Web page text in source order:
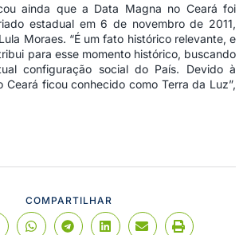
ainda que a Data Magna no Ceará foi
estadual em 6 de novembro de 2011,
Moraes. “É um fato histórico relevante, e
para esse momento histórico, buscando
configuração social do País. Devido à
Ceará ficou conhecido como Terra da Luz”,
COMPARTILHAR